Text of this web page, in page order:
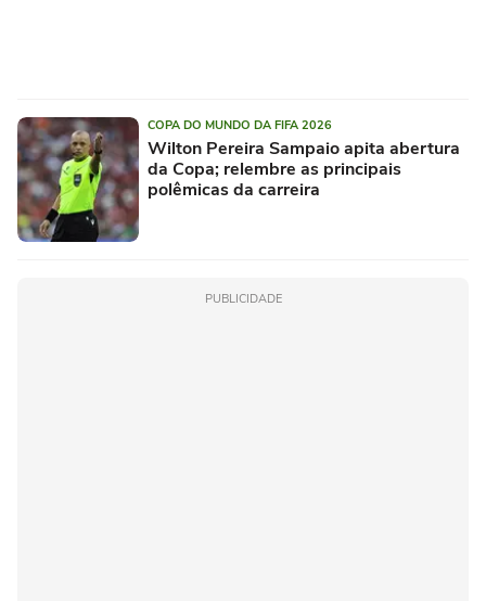
COPA DO MUNDO DA FIFA 2026
Wilton Pereira Sampaio apita abertura
da Copa; relembre as principais
polêmicas da carreira
PUBLICIDADE